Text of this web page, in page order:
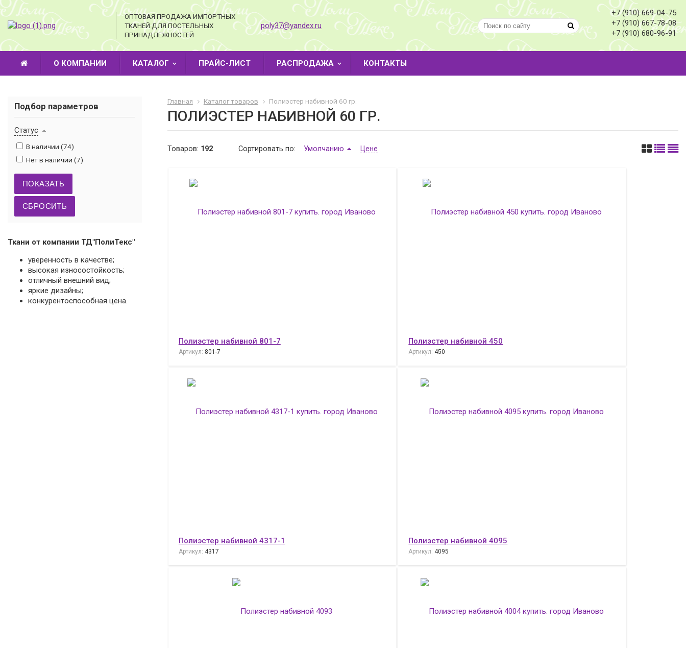
ОПТОВАЯ ПРОДАЖА ИМПОРТНЫХ
ТКАНЕЙ ДЛЯ ПОСТЕЛЬНЫХ
ПРИНАДЛЕЖНОСТЕЙ
poly37@yandex.ru
+7 (910) 669-04-75
+7 (910) 667-78-08
+7 (910) 680-96-91
О КОМПАНИИ КАТАЛОГ ПРАЙС-ЛИСТ РАСПРОДАЖА КОНТАКТЫ
Подбор параметров
Статус
В наличии (74)
Нет в наличии (7)
Ткани от компании ТД"ПолиТекс"
уверенность в качестве;
высокая износостойкость;
отличный внешний вид;
яркие дизайны;
конкурентоспособная цена.
Главная Каталог товаров Полиэстер набивной 60 гр.
ПОЛИЭСТЕР НАБИВНОЙ 60 ГР.
Товаров: 192 Сортировать по: Умолчанию Цене
Полиэстер набивной 801-7
Артикул: 801-7
Полиэстер набивной 450
Артикул: 450
Полиэстер набивной 4317-1
Артикул: 4317
Полиэстер набивной 4095
Артикул: 4095